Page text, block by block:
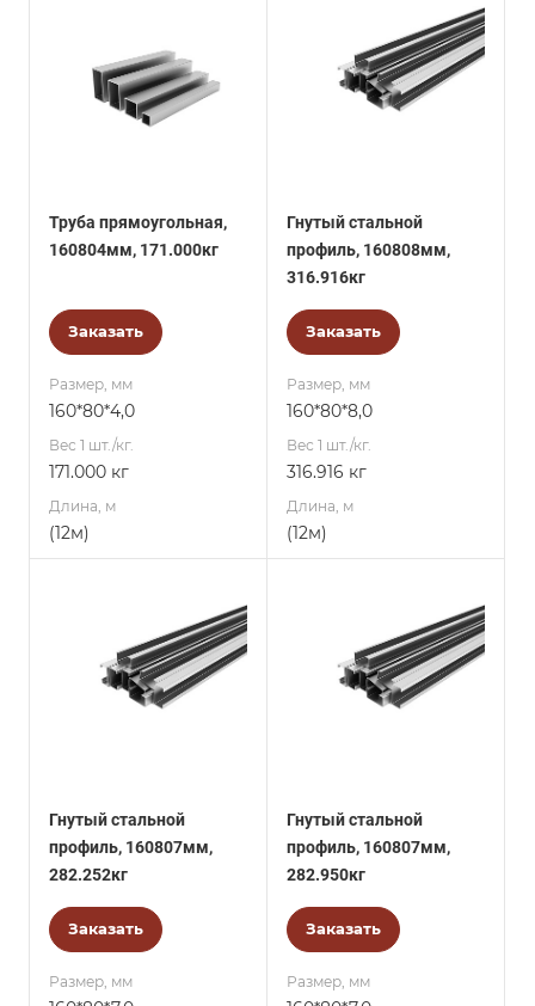
Труба прямоугольная,
160804мм, 171.000кг
Заказать
Размер, мм
160*80*4,0
Вес 1 шт./кг.
171.000 кг
Длина, м
(12м)
Гнутый стальной
профиль, 160808мм,
316.916кг
Заказать
Размер, мм
160*80*8,0
Вес 1 шт./кг.
316.916 кг
Длина, м
(12м)
Гнутый стальной
профиль, 160807мм,
282.252кг
Заказать
Размер, мм
Гнутый стальной
профиль, 160807мм,
282.950кг
Заказать
Размер, мм